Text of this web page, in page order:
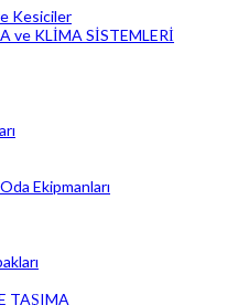
Kesiciler
ve KLİMA SİSTEMLERİ
Ekipmanları
TAŞIMA